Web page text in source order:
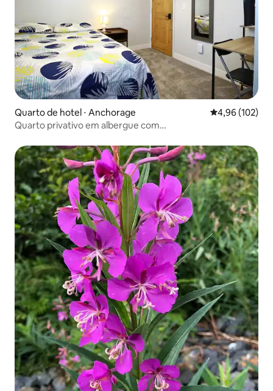
Quarto de hotel ⋅ Anchorage 4,96 de uma
4,96 (102)
Quarto privativo em albergue com